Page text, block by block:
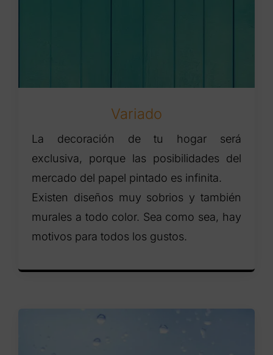
Variado
La decoración de tu hogar será
exclusiva, porque las posibilidades del
mercado del papel pintado es infinita.
Existen diseños muy sobrios y también
murales a todo color. Sea como sea, hay
motivos para todos los gustos.